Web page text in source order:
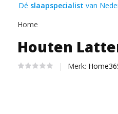
Dé slaapspecialist van
Home
Houten
Merk: